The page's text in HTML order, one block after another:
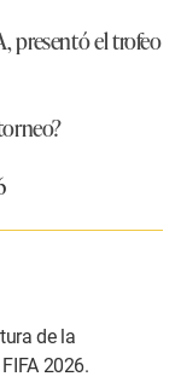
presentó el trofeo
de la
2026.